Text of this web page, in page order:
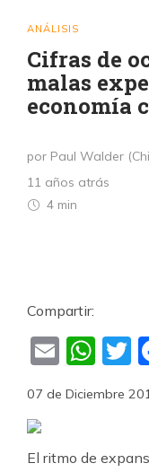
ANÁLISIS
Cifras de
malas
economía
por Paul Walder
11 años atrás
4 min
Compartir:
Email
07 de Diciembre
El ritmo de